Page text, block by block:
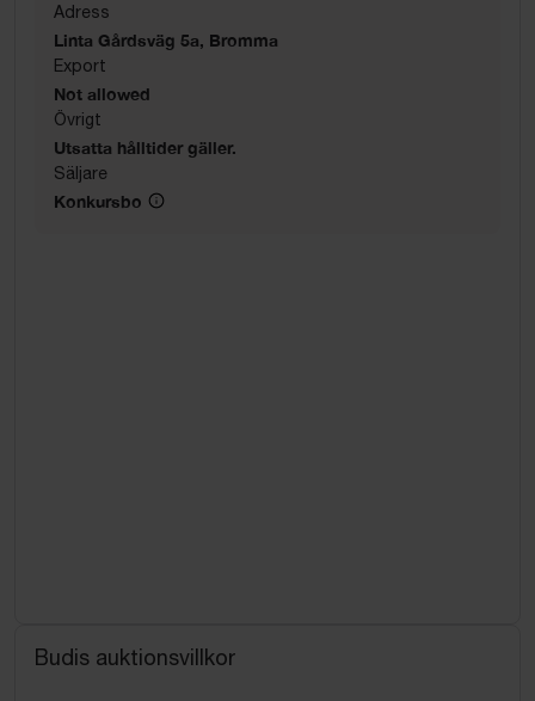
Adress
Linta Gårdsväg 5a, Bromma
Export
Not allowed
Övrigt
Utsatta hålltider gäller.
Säljare
Konkursbo
Budis auktionsvillkor